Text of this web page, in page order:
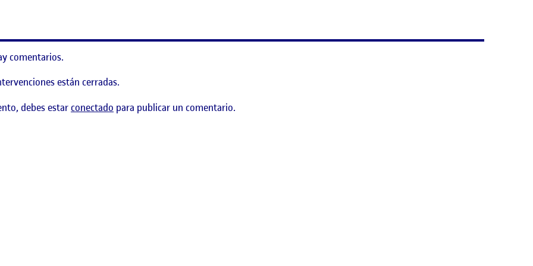
comentarios.
están cerradas.
debes estarconectado para publicar un comentario.